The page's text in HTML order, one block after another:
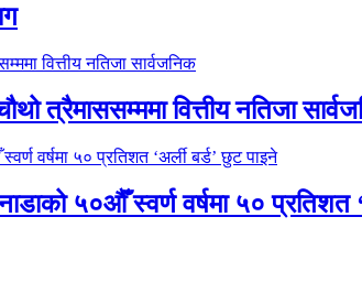
त्रैमाससम्ममा वित्तीय नतिजा
५०औँ स्वर्ण वर्षमा ५० प्रतिशत